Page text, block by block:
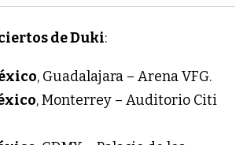
de Duki:
, Guadalajara – Arena VFG.
, Monterrey – Auditorio Citi